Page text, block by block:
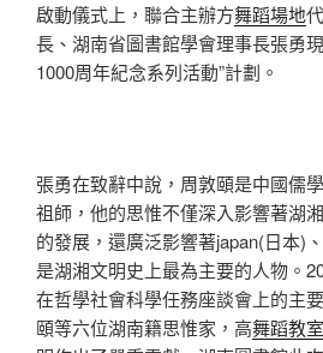
啟動儀式上，聯合主辦方舞蹈場地
長、湖南省圖書館學會理事長張勇
1000周年紀念系列活動”計劃。
張勇在致辭中說，周敦頤是中國儒
祖師，他的思惟不僅深入影響著湖
的發展，還廣泛影響著japan(日本)
是湖湘文明史上最為主要的人物。
在哲學社會科學任務座談會上的主
頤等六位湖南籍思惟家，高舞蹈教室